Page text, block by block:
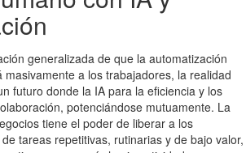
generalizada de que la automatización
a los trabajadores, la realidad
futuro donde la IA para la eficiencia y los
potenciándose mutuamente. La
tiene el poder de liberar a los
tareas repetitivas, rutinarias y de bajo valor,